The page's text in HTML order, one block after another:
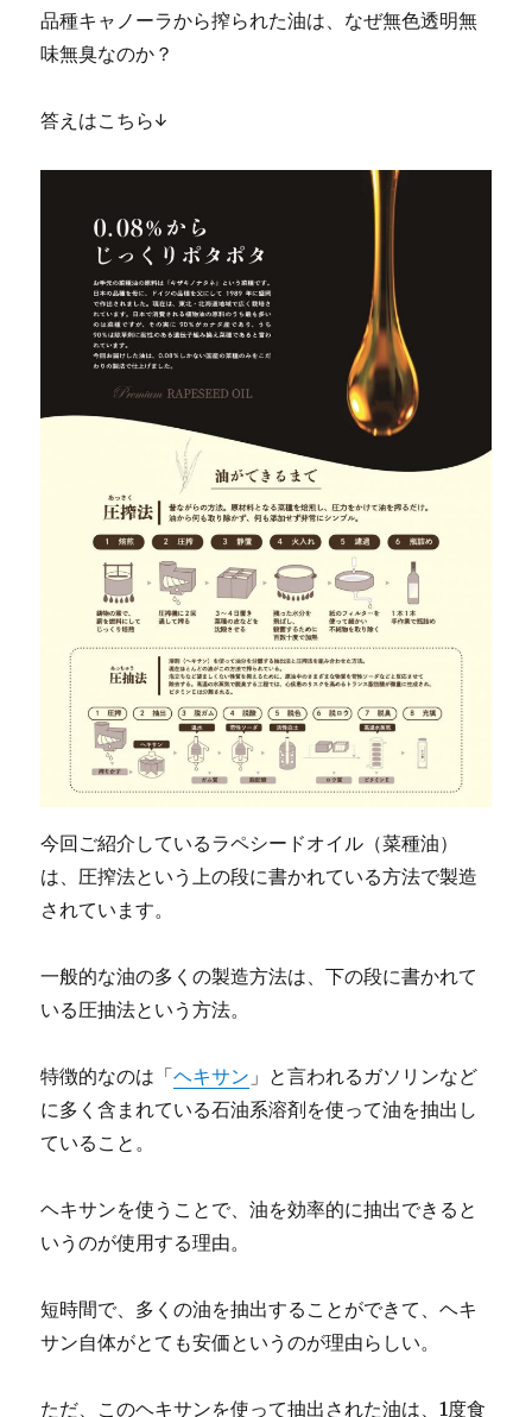
品種キャノーラから搾られた油は、なぜ無色透明無
味無臭なのか？
答えはこちら↓
今回ご紹介しているラペシードオイル（菜種油）
は、圧搾法という上の段に書かれている方法で製造
されています。
一般的な油の多くの製造方法は、下の段に書かれて
いる圧抽法という方法。
特徴的なのは「ヘキサン 」と言われるガソリンなど
に多く含まれている石油系溶剤を使って油を抽出し
ていること。
ヘキサンを使うことで、油を効率的に抽出できると
いうのが使用する理由。
短時間で、多くの油を抽出することができて、ヘキ
サン自体がとても安価というのが理由らしい。
ただ、このヘキサンを使って抽出された油は、1度食